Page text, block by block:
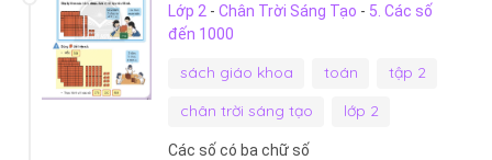
Lớp 2 - Chân Trời Sáng Tạo - 5. Các số
đến 1000
sách giáo khoa toán
tập 2
chân trời sáng tạo
lớp 2
Các số có ba chữ số